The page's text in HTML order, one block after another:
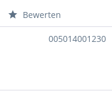
Bewerten
005014001230